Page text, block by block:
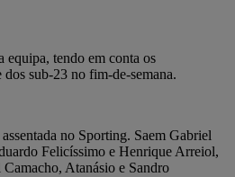
equipa, tendo em conta os
sub-23 no fim-de-semana.
no Sporting. Saem Gabriel
Felicíssimo e Henrique Arreiol,
Atanásio e Sandro